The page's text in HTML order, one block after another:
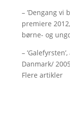
– ’Dengang vi
premiere
børne- og
–
Danmark/
Flere artikler